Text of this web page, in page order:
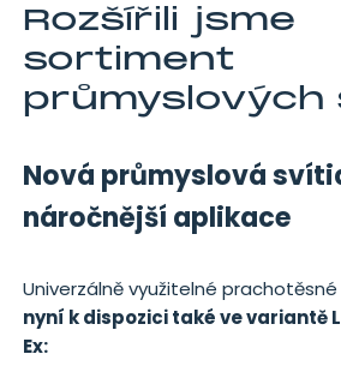
Rozšířili jsme
sortiment
průmyslových
Nová průmyslová
náročnější aplikace
Univerzálně využitelné
nyní k dispozici také ve variantě
Ex: